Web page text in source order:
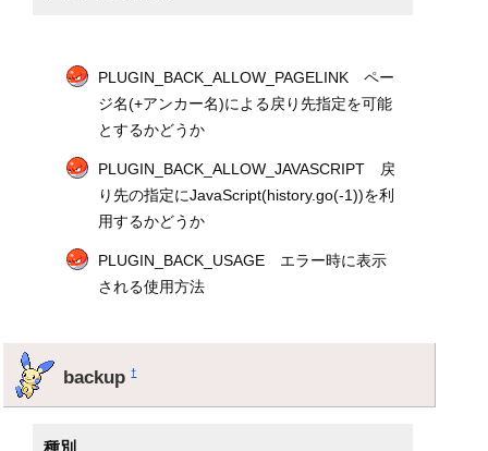
PLUGIN_BACK_ALLOW_PAGELINK ペー
ジ名(+アンカー名)による戻り先指定を可能
とするかどうか
PLUGIN_BACK_ALLOW_JAVASCRIPT 戻
り先の指定にJavaScript(history.go(-1))を利
用するかどうか
PLUGIN_BACK_USAGE エラー時に表示
される使用方法
backup†